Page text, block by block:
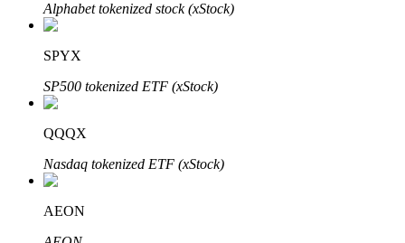
Đối tác Bitrue
Alphabet tokenized stock (xStock)
SPYX
SP500 tokenized ETF (xStock)
QQQX
Nasdaq tokenized ETF (xStock)
AEON